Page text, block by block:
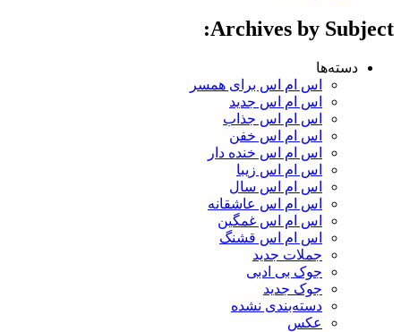
Archives by Subject:
دسته‌ها
اس ام اس برای همسر
اس ام اس جدید
اس ام اس جذاب
اس ام اس خفن
اس ام اس خنده دار
اس ام اس زیبا
اس ام اس سال
اس ام اس عاشقانه
اس ام اس غمگین
اس ام اس قشنگ
جملات جدید
جوک بی ادبی
جوک جدید
دسته‌بندی نشده
عکس